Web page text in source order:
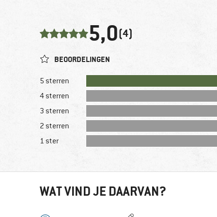
5,0(4)
BEOORDELINGEN
5 sterren
4 sterren
3 sterren
2 sterren
1 ster
WAT VIND JE DAARVAN?